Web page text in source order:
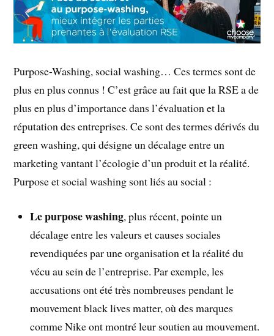
Purpose-Washing, social washing… Ces termes sont de
plus en plus connus ! C’est grâce au fait que la RSE a de
plus en plus d’importance dans l’évaluation et la
réputation des entreprises. Ce sont des termes dérivés du
green washing, qui désigne un décalage entre un
marketing vantant l’écologie d’un produit et la réalité.
Purpose et social washing sont liés au social :
Le purpose washing, plus récent, pointe un
décalage entre les valeurs et causes sociales
revendiquées par une organisation et la réalité du
vécu au sein de l’entreprise. Par exemple, les
accusations ont été très nombreuses pendant le
mouvement black lives matter, où des marques
comme Nike ont montré leur soutien au mouvement.